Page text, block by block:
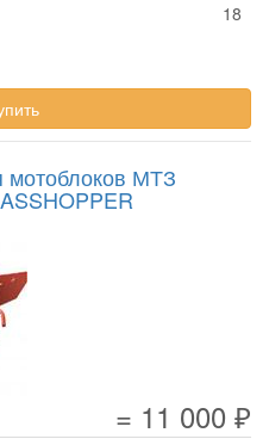
18
мотоблоков МТЗ
= 11 000 ₽